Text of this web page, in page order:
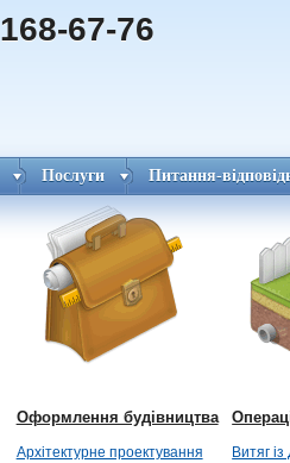
168-67-76
Послуги Питання-
Оформлення будівництва
Архітектурне проектування
Витяг